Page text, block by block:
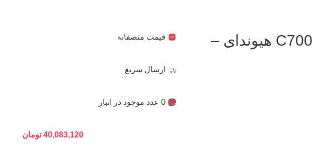
مانیتور اندروید VoxX – مدل C700Pro هیوندای –
قیمت منصفانه
ارسال سریع
0 عدد موجود در انبار
40,083,120 تومان